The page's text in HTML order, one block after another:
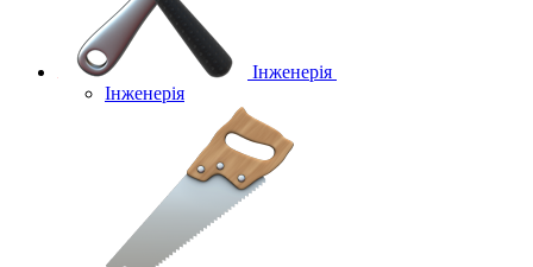
Інженерія
Інженерія